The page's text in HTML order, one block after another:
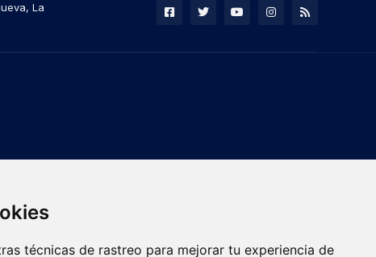
técnicas de rastreo para mejorar tu experiencia de
La